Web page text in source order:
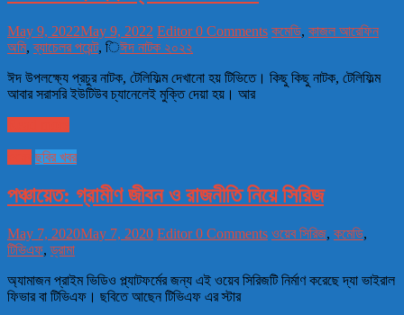
May 9, 2022May 9, 2022 Editor0 Comments কমেডি, কাজল আরেফিন
অমি,ব্যাচেলর পয়েন্ট,িঈদ নাটক ২০২২
ঈদ উপলক্ষ্যে প্রচুর নাটক, টেলিফিল্ম দেখানো হয় টিভিতে। কিছু কিছু নাটক, টেলিফিল্ম
আবার সরাসরি ইউটিউব চ্যানেলেই মুক্তি দেয়া হয়। আর
ছবির খবর
পঞ্চায়েত: গ্রামীণ জীবন ও রাজনীতি নিয়ে সিরিজ
May 7, 2020May 7, 2020 Editor0 Comments ওয়েব সিরিজ, কমেডি,
টিভিএফ,ড্রামা
অ্যামাজন প্রাইম ভিডিও প্ল্যাটফর্মের জন্য এই ওয়েব সিরিজটি নির্মাণ করেছে দ্যা ভাইরাল
ফিভার বা টিভিএফ। ছবিতে আছেন টিভিএফ এর স্টার